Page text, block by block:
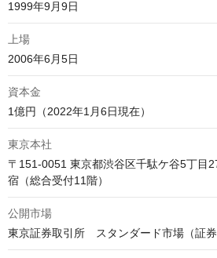
1999年9月9日
上場
2006年6月5日
資本金
1億円（2022年1月6日現在）
東京本社
〒151-0051 東京都渋谷区千駄ケ谷5丁目
宿（総合受付11階）
公開市場
東京証券取引所　スタンダード市場（証券